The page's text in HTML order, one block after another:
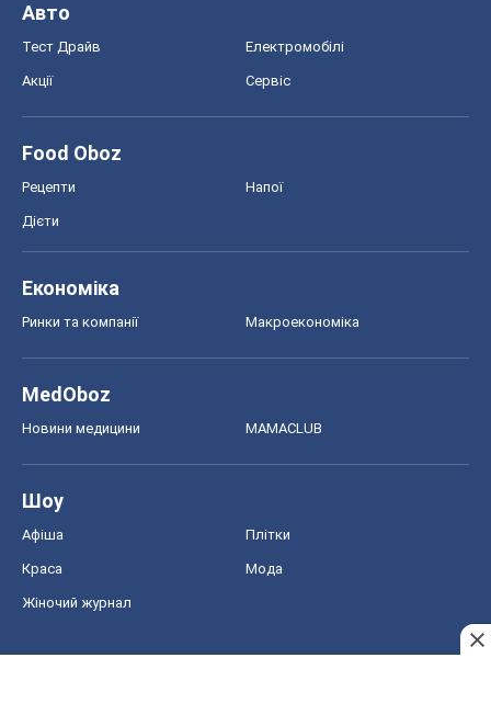
Авто
Тест Драйв Електромобілі
Акції Сервіс
Food Oboz
Рецепти Напої
Дієти
Економіка
Ринки та компанії Макроекономіка
MedOboz
Новини медицини MAMACLUB
Шоу
Афіша Плітки
Краса Мода
Жіночий журнал